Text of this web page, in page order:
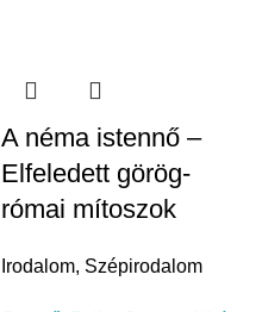
A néma istennő –
Elfeledett görög-
római mítoszok
Irodalom, Szépirodalom